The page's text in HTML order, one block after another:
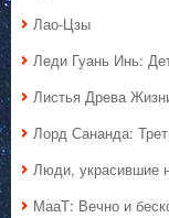
Лао-Цзы
Леди Гуань Инь:
Листья Древа
Лорд Сананда:
Люди, украсившие
МааТ: Вечно и